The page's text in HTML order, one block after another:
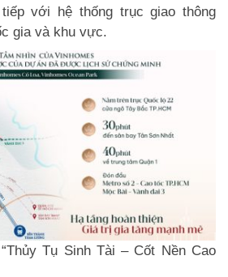
với hệ thống trục giao thông
gia và khu vực.
Tụ Sinh Tài – Cốt Nền Cao